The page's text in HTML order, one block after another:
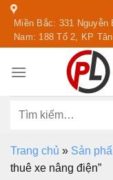
Skip
content
Miền Bắc: 331
Nam: 188 Tổ 2, KP
Tìm
Trang chủ » Sản
thuê xe nâng điện”